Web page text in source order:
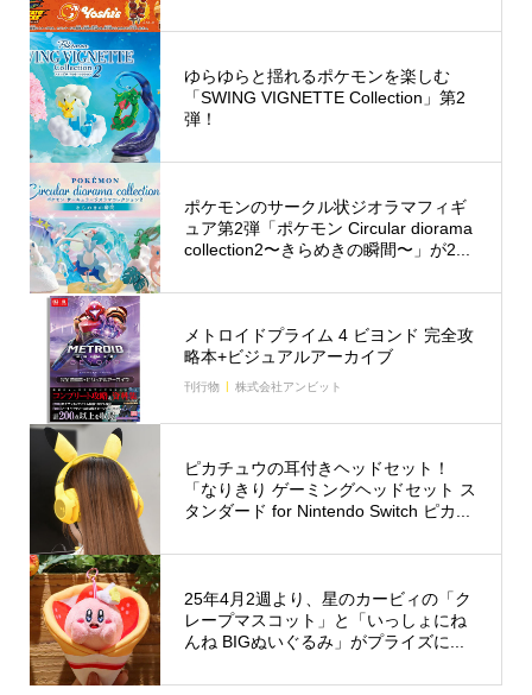
ゆらゆらと揺れるポケモンを楽しむ
「SWING VIGNETTE Collection」第2
弾！
ポケモンのサークル状ジオラマフィギ
ュア第2弾「ポケモン Circular diorama
collection2〜きらめきの瞬間〜」が2...
メトロイドプライム 4 ビヨンド 完全攻
略本+ビジュアルアーカイブ
刊行物 株式会社アンビット
ピカチュウの耳付きヘッドセット！
「なりきり ゲーミングヘッドセット ス
タンダード for Nintendo Switch ピカ...
25年4月2週より、星のカービィの「ク
レープマスコット」と「いっしょにね
んね BIGぬいぐるみ」がプライズに...